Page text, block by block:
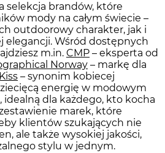
selekcja brandów, które
mody na całym świecie –
outdoorowy charakter, jak i
elegancji. Wśród dostępnych
m.in. CMP – eksperta od
Norway – markę dla
– synonim kobiecej
energię w modowym
, idealną dla każdego, kto kocha
marek, które
klientów szukających nie
ale także wysokiej jakości,
stylu w jednym.